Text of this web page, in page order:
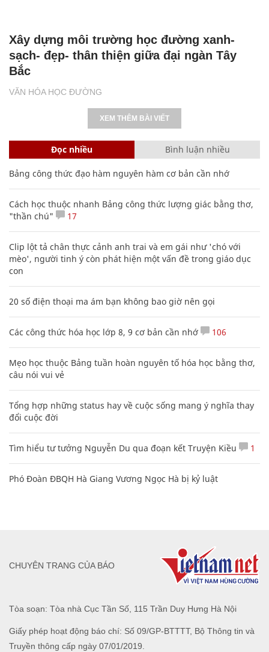
VĂN HÓA HỌC ĐƯỜNG
Xây dựng môi trường học đường xanh-
sạch- đẹp- thân thiện giữa đại ngàn Tây
Bắc
XEM THÊM BÀI VIẾT
Đọc nhiều Bình luận nhiều
Bảng công thức đạo hàm nguyên hàm cơ bản cần nhớ
Cách học thuộc nhanh Bảng công thức lượng giác bằng thơ,
"thần chú"
17
Clip lột tả chân thực cảnh anh trai và em gái như 'chó với
mèo', người tinh ý còn phát hiện một vấn đề trong giáo dục
con
20 số điện thoại ma ám bạn không bao giờ nên gọi
Các công thức hóa học lớp 8, 9 cơ bản cần nhớ 106
Mẹo học thuộc Bảng tuần hoàn nguyên tố hóa học bằng thơ,
câu nói vui vẻ
Tổng hợp những status hay về cuộc sống mang ý nghĩa thay
đổi cuộc đời
Tìm hiểu tư tưởng Nguyễn Du qua đoạn kết Truyện Kiều 1
Phó Đoàn ĐBQH Hà Giang Vương Ngọc Hà bị kỷ luật
Tòa soạn: Tòa nhà Cục Tần Số, 115 Trần Duy Hưng Hà Nội
Giấy phép hoạt động báo chí: Số 09/GP-BTTTT, Bộ Thông tin và
Truyền thông cấp ngày 07/01/2019.
CHUYÊN TRANG CỦA BÁO